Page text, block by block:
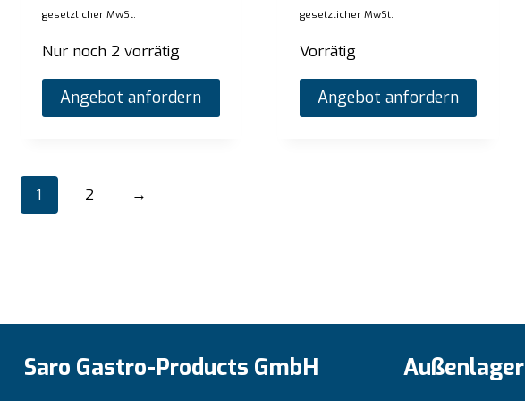
gesetzlicher MwSt.
Nur noch 2 vorrätig
Angebot anfordern
gesetzlicher MwSt.
Vorrätig
Angebot anfordern
1 2 →
Saro Gastro-Products GmbH Außenlager